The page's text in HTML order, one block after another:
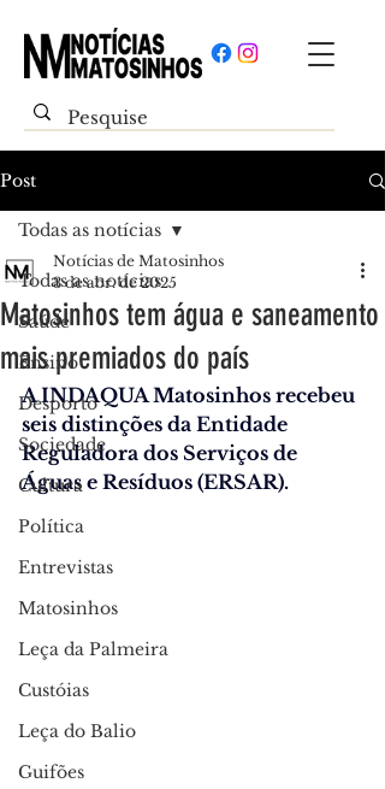
Post
Todas as notícias
Saúde
Ensino
Desporto
Sociedade
Cultura
Política
Entrevistas
Matosinhos
Leça da Palmeira
Custóias
Leça do Balio
Guifões
Todas as notícias
Matosinhos tem água e saneamento
mais premiados do país
Notícias de Matosinhos
3 de abr. de 2025
A INDAQUA Matosinhos recebeu
seis distinções da Entidade
Reguladora dos Serviços de
Águas e Resíduos (ERSAR).